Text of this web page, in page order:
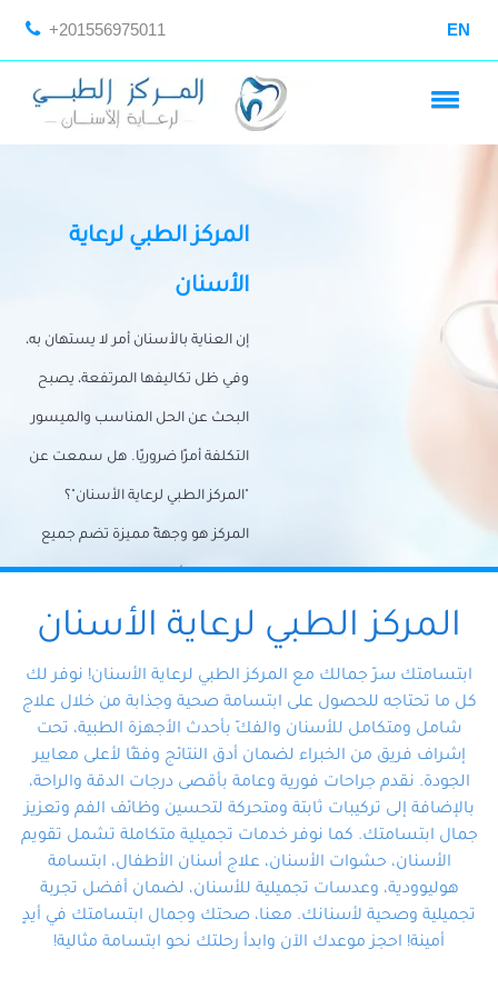
+201556975011 EN
المركز الطبي لرعاية
الأسنان
إن العناية بالأسنان أمر لا يستهان به،
وفي ظل تكاليفها المرتفعة، يصبح
البحث عن الحل المناسب والميسور
التكلفة أمرًا ضروريًا. هل سمعت عن
"المركز الطبي لرعاية الأسنان"؟
المركز هو وجهةً مميزة تضم جميع
احتياجات الأسنان تحت سقف واحد،
وتضمن لك حلاً شاملًا لجميع
المتخصص ذوي الخبرة، ستجد نفسك
في أيد أمينة تلبي احتياجاتك بكل
احترافية ودقة.
المركز الطبي لرعاية الأسنان
ابتسامتك سرّ جمالك مع المركز الطبي لرعاية الأسنان! نوفر لك
كل ما تحتاجه للحصول على ابتسامة صحية وجذابة من خلال علاج
شامل ومتكامل للأسنان والفكّ بأحدث الأجهزة الطبية، تحت
إشراف فريق من الخبراء لضمان أدق النتائج وفقًا لأعلى معايير
الجودة. نقدم جراحات فورية وعامة بأقصى درجات الدقة والراحة،
بالإضافة إلى تركيبات ثابتة ومتحركة لتحسين وظائف الفم وتعزيز
جمال ابتسامتك. كما نوفر خدمات تجميلية متكاملة تشمل تقويم
الأسنان، حشوات الأسنان، علاج أسنان الأطفال، ابتسامة
هوليوودية، وعدسات تجميلية للأسنان، لضمان أفضل تجربة
تجميلية وصحية لأسنانك. معنا، صحتك وجمال ابتسامتك في أيدٍ
أمينة! احجز موعدك الآن وابدأ رحلتك نحو ابتسامة مثالية!